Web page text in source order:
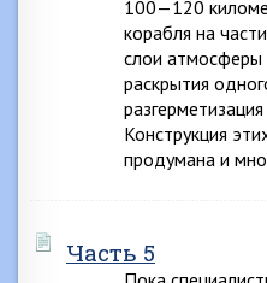
100—120
корабля на
слои атмосферы
раскрытия
Конструкция
продумана и
Часть 5